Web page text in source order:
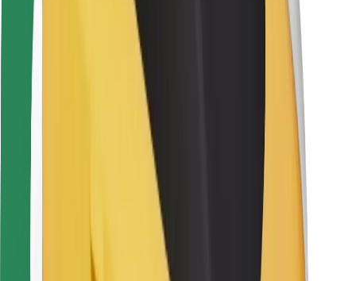
Sürücülər üçün
Kuryerlər üçün
Avtopark sahibləri üçün
Restoranlar üçün
Biznes üçün Bolt
Qaydalar və Şərtlər
Kukilər